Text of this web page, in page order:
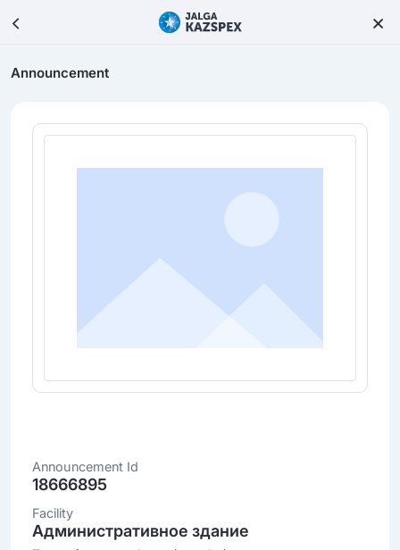
Announcement
Announcement Id
18666895
Facility
Административное здание